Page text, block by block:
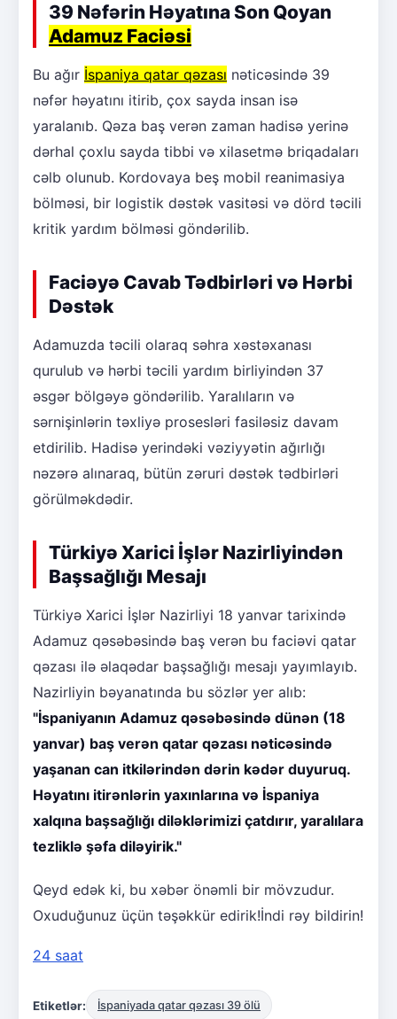
39 Nəfərin Həyatına Son Qoyan
Adamuz Faciəsi
Bu ağır İspaniya qatar qəzası nəticəsində 39
nəfər həyatını itirib, çox sayda insan isə
yaralanıb. Qəza baş verən zaman hadisə yerinə
dərhal çoxlu sayda tibbi və xilasetmə briqadaları
cəlb olunub. Kordovaya beş mobil reanimasiya
bölməsi, bir logistik dəstək vasitəsi və dörd təcili
kritik yardım bölməsi göndərilib.
Faciəyə Cavab Tədbirləri və Hərbi
Dəstək
Adamuzda təcili olaraq səhra xəstəxanası
qurulub və hərbi təcili yardım birliyindən 37
əsgər bölgəyə göndərilib. Yaralıların və
sərnişinlərin təxliyə prosesləri fasiləsiz davam
etdirilib. Hadisə yerindəki vəziyyətin ağırlığı
nəzərə alınaraq, bütün zəruri dəstək tədbirləri
görülməkdədir.
Türkiyə Xarici İşlər Nazirliyindən
Başsağlığı Mesajı
Türkiyə Xarici İşlər Nazirliyi 18 yanvar tarixində
Adamuz qəsəbəsində baş verən bu faciəvi qatar
qəzası ilə əlaqədar başsağlığı mesajı yayımlayıb.
Nazirliyin bəyanatında bu sözlər yer alıb:
"İspaniyanın Adamuz qəsəbəsində dünən (18
yanvar) baş verən qatar qəzası nəticəsində
yaşanan can itkilərindən dərin kədər duyuruq.
Həyatını itirənlərin yaxınlarına və İspaniya
xalqına başsağlığı diləklərimizi çatdırır, yaralılara
tezliklə şəfa diləyirik."
Qeyd edək ki, bu xəbər önəmli bir mövzudur.
Oxuduğunuz üçün təşəkkür edirik!İndi rəy bildirin!
24 saat
Etiketlər: İspaniyada qatar qəzası 39 ölü